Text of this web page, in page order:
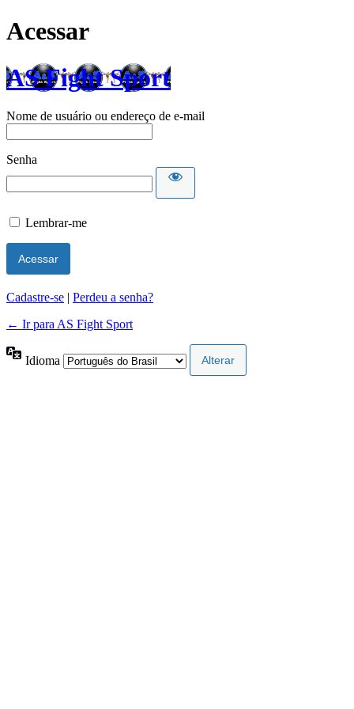
Acessar
AS Fight Sport
Nome de usuário ou endereço de e-mail
Senha
Lembrar-me
Cadastre-se | Perdeu a senha?
← Ir para AS Fight Sport
Idioma